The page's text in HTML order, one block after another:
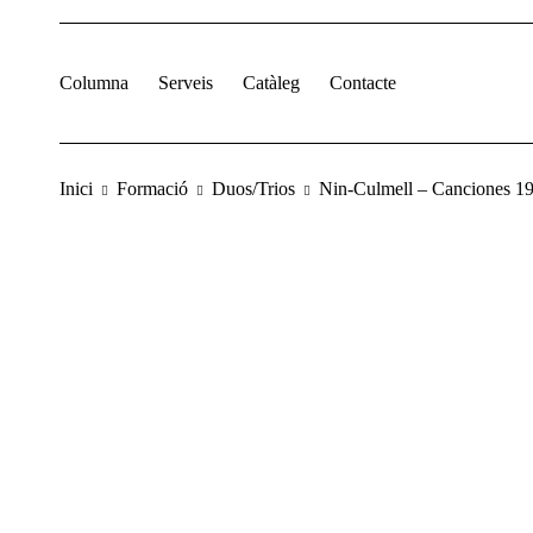
Columna Serveis Catàleg Contacte
Inici Formació Duos/Trios Nin-Culmell – Canciones